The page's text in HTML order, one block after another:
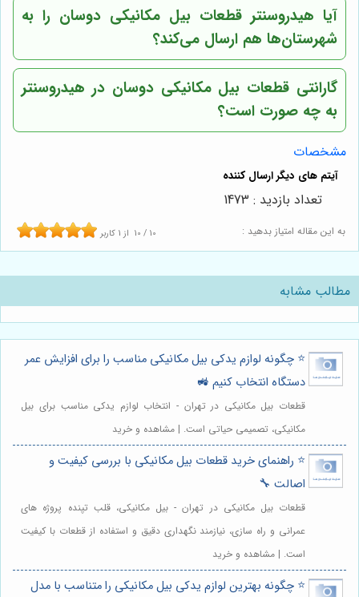
آیا هیدروسنترقطعات بیل مکانیکی دوسان را به
شهرستان‌ها هم ارسال می‌کند؟
گارانتی قطعات بیل مکانیکی دوسان در هیدروسنتر
به چه صورت است؟
مشخصات
به این مقاله امتیاز بدهید : 10 / 10 از 1 کاربر
تعداد بازدید : 1473
مطالب مشابه
⭐️ چگونه لوازم یدکی بیل مکانیکی مناسب را برای افزایش عمر
دستگاه انتخاب کنیم 🚜
قطعات بیل مکانیکی در تهران - انتخاب لوازم یدکی مناسب برای بیل
مکانیکی، تصمیمی حیاتی است. | مشاهده و خرید
⭐️ راهنمای خرید قطعات بیل مکانیکی با بررسی کیفیت و
اصالت 🔧
قطعات بیل مکانیکی در تهران - بیل مکانیکی، قلب تپنده پروژه های
عمرانی و راه سازی، نیازمند نگهداری دقیق و استفاده از قطعات با کیفیت
است. | مشاهده و خرید
⭐️ چگونه بهترین لوازم یدکی بیل مکانیکی را متناسب با مدل